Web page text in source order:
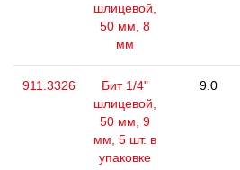
шлицевой,
50 мм, 8
мм
911.3326
Бит 1/4"
шлицевой,
50 мм, 9
мм, 5 шт. в
упаковке
9.0